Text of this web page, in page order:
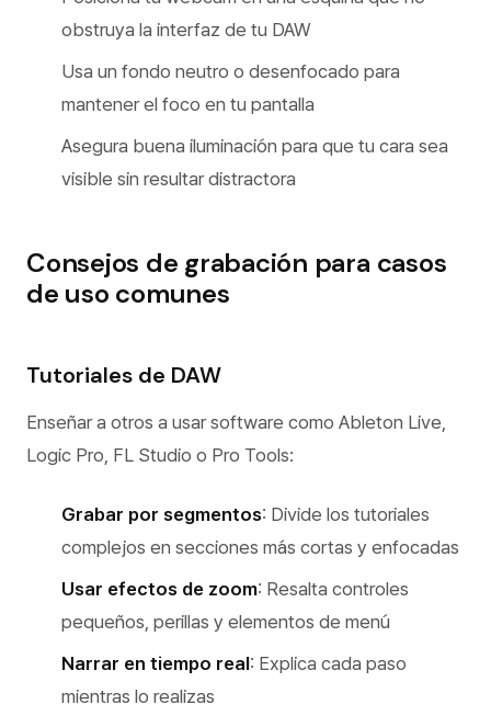
obstruya la interfaz de tu DAW
Usa un fondo neutro o desenfocado para
mantener el foco en tu pantalla
Asegura buena iluminación para que tu cara sea
visible sin resultar distractora
Consejos de grabación para casos
de uso comunes
Tutoriales de DAW
Enseñar a otros a usar software como Ableton Live,
Logic Pro, FL Studio o Pro Tools:
Grabar por segmentos: Divide los tutoriales
complejos en secciones más cortas y enfocadas
Usar efectos de zoom: Resalta controles
pequeños, perillas y elementos de menú
Narrar en tiempo real: Explica cada paso
mientras lo realizas